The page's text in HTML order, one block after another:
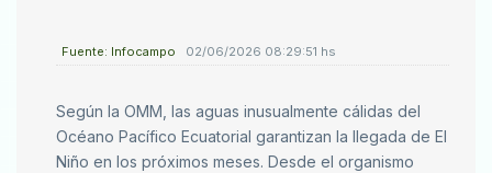
Fuente: Infocampo 02/06/2026 08:29:51 hs
Según la OMM, las aguas inusualmente cálidas del
Océano Pacífico Ecuatorial garantizan la llegada de El
Niño en los próximos meses. Desde el organismo